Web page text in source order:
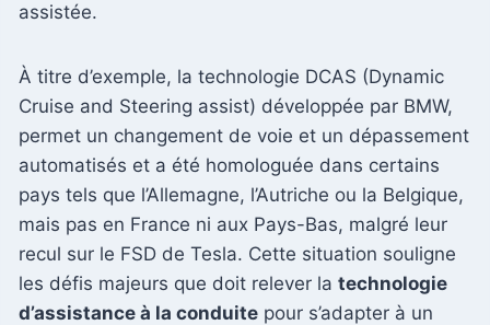
assistée.
À titre d’exemple, la technologie DCAS (Dynamic
Cruise and Steering assist) développée par BMW,
permet un changement de voie et un dépassement
automatisés et a été homologuée dans certains
pays tels que l’Allemagne, l’Autriche ou la Belgique,
mais pas en France ni aux Pays-Bas, malgré leur
recul sur le FSD de Tesla. Cette situation souligne
les défis majeurs que doit relever la technologie
d’assistance à la conduite pour s’adapter à un